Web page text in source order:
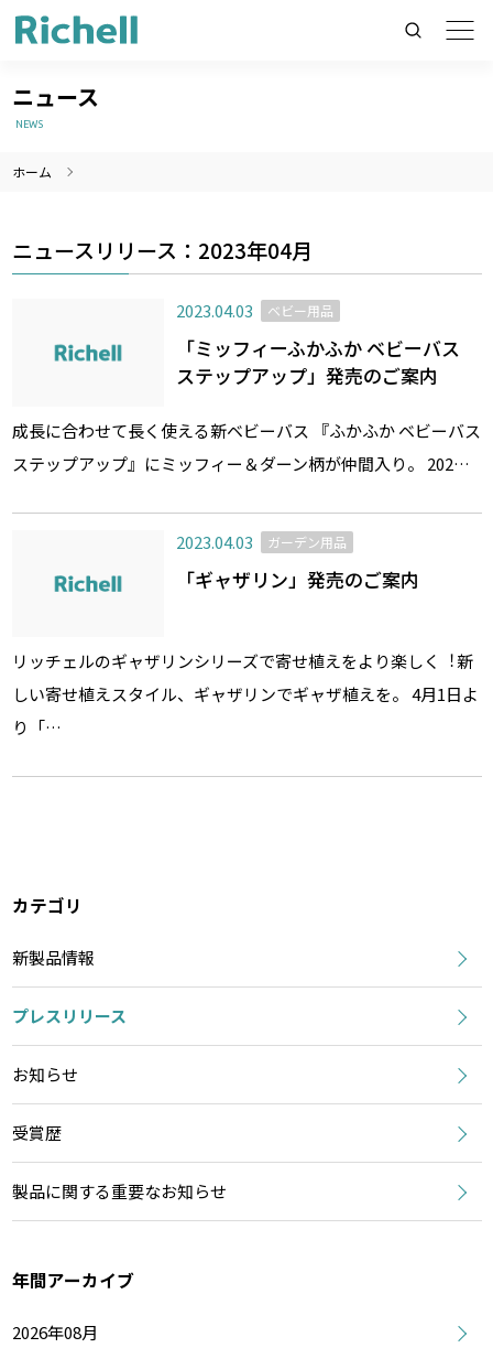
製品情報のみを検索
ニュース
NEWS
ホーム
ニュースリリース：2023年04月
2023.04.03 ベビー用品
「ミッフィーふかふか ベビーバス
ステップアップ」発売のご案内
成長に合わせて長く使える新ベビーバス 『ふかふか ベビーバス
ステップアップ』にミッフィー＆ダーン柄が仲間入り。 202…
2023.04.03 ガーデン用品
「ギャザリン」発売のご案内
リッチェルのギャザリンシリーズで寄せ植えをより楽しく︕新
しい寄せ植えスタイル、ギャザリンでギャザ植えを。 4月1日よ
り「…
カテゴリ
新製品情報
プレスリリース
お知らせ
受賞歴
製品に関する重要なお知らせ
年間アーカイブ
2026年08月